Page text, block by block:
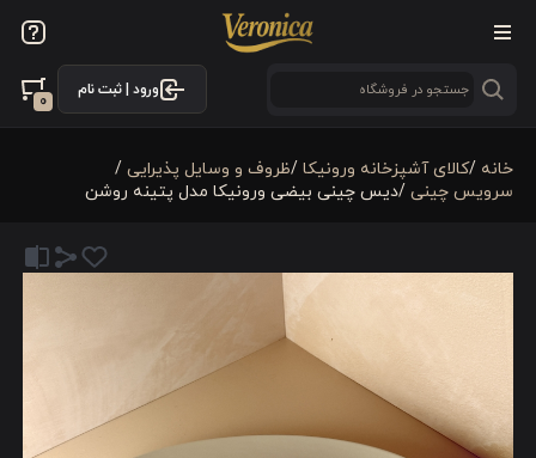
ورود | ثبت نام
0
خانه /كالای آشپزخانه ورونیکا /ظروف و وسایل پذیرایی /
سرویس چینی /دیس چینی بیضی ورونیکا مدل پتینه روشن